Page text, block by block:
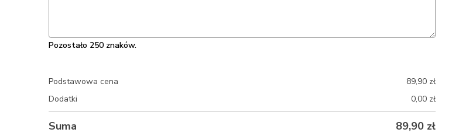
Pozostało 250 znaków.
Podstawowa cena 89,90 zł
Dodatki
0,00 zł
Suma 89,90 zł